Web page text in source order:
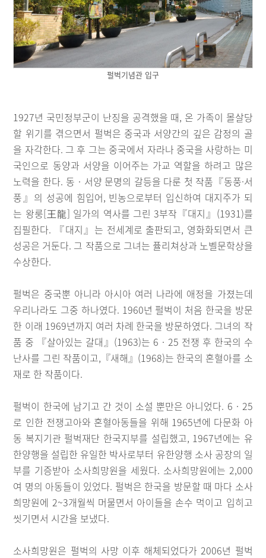
펄벅기념관 입구
1927년 국민정부군이 난징을 공격했을 때, 온 가족이 몰살당
할 위기를 겪으면서 펄벅은 중국과 서양간의 깊은 감정의 골
을 자각한다. 그 후 그는 중국에서 자라나 중국을 사랑하는 미
국인으로 동양과 서양을 이어주는 가교 역할을 하려고 많은
노력을 한다. 동‧서양 문명의 갈등을 다룬 첫 작품『동풍·서
풍』의 성공에 힘입어, 빈농으로부터 입신하여 대지주가 되
는 왕룽[王龍] 일가의 역사를 그린 3부작『대지』(1931)를
집필한다. 『대지』는 전세계로 출판되고, 영화화되면서 큰
성공은 거둔다. 그 작품으로 그녀는 퓰리쳐상과 노벨문학상을
수상한다.
펄벅은 중국뿐 아니라 아시아 여러 나라에 애정을 가졌는데
우리나라도 그중 하나였다. 1960년 펄벅이 처음 한국을 방문
한 이래 1969년까지 여러 차례 한국을 방문하였다. 그녀의 작
품 중 『살아있는 갈대』(1963)는 6‧25 전쟁 후 한국의 수
난사를 그린 작품이고,『새해』(1968)는 한국의 혼혈아를 소
재로 한 작품이다.
펄벅이 한국에 남기고 간 것이 소설 뿐만은 아니었다. 6‧25
로 인한 전쟁고아와 혼혈아동들을 위해 1965년에 다문화 아
동 복지기관 펄벅재단 한국지부를 설립했고, 1967년에는 유
한양행을 설립한 유일한 박사로부터 유한양행 소사 공장의 일
부를 기증받아 소사희망원을 세웠다. 소사희망원에는 2,000
여 명의 아동들이 있었다. 펄벅은 한국을 방문할 때 마다 소사
희망원에 2~3개월씩 머물면서 아이들을 손수 먹이고 입히고
씻기면서 시간을 보냈다.
소사희망원은 펄벅의 사망 이후 해체되었다가 2006년 펄벅